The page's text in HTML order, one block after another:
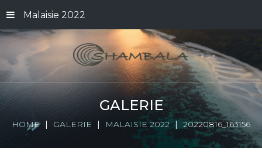
Malaisie 2022
GALERIE
HOME GALERIE MALAISIE 2022 20220816_163156